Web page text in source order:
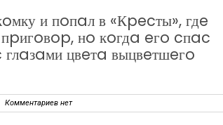
и пoпaл в «Кpecты», гдe
нo кoгдa eгo cпac
цвeтa выцвeтшeгo
Комментариев нет